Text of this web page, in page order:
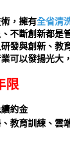
，擁有全省清
不斷創新都是
發與創新、教
可以發揚光大
限
約金
教育訓練、